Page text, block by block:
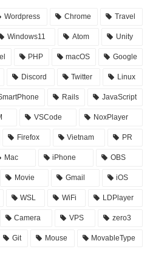
Wordpress Chrome Travel
Windows11 Atom Unity
PHP macOS Google
Discord Twitter Linux
Rails JavaScript
VSCode NoxPlayer
Firefox Vietnam PR
Mac iPhone OBS
Movie Gmail iOS
WSL WiFi LDPlayer
Camera VPS zero3
Git Mouse MovableType